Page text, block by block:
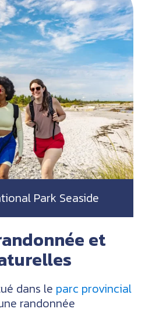
Park Seaside
et
dans le parc provincial
randonnée